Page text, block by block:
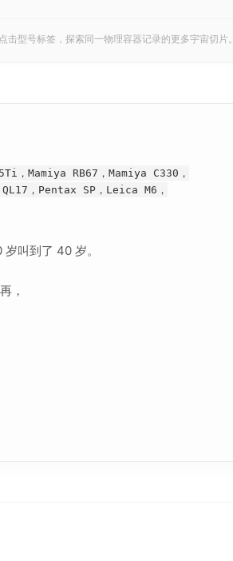
点击型号标签，探索同一物理容器记录的更多宇宙切片。
Mamiya RB67，Mamiya C330，
，Pentax SP，Leica M6，
叫到了 40 岁。
，